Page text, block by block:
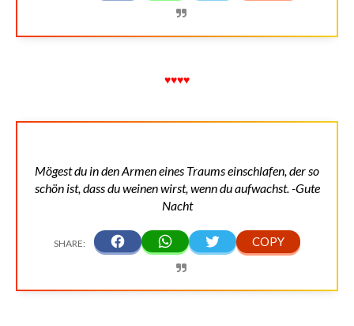
♥♥♥♥
Mögest du in den Armen eines Traums einschlafen, der so
schön ist, dass du weinen wirst, wenn du aufwachst. -Gute
Nacht